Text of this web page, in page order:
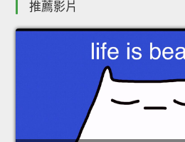
推薦影片